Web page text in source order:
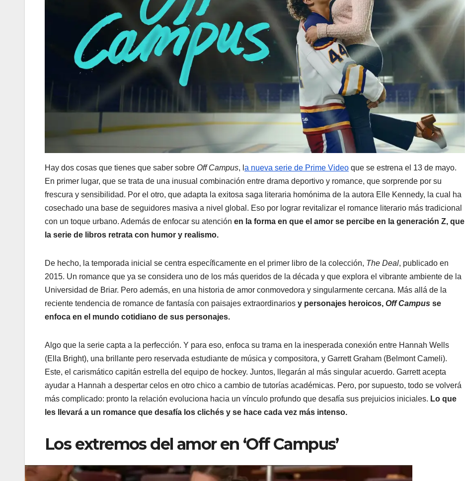
Hay dos cosas que tienes que saber sobre Off Campus, l a nueva serie de Prime Video que se estrena el 13 de mayo.
En primer lugar, que se trata de una inusual combinación entre drama deportivo y romance, que sorprende por su
frescura y sensibilidad. Por el otro, que adapta la exitosa saga literaria homónima de la autora Elle Kennedy, la cual ha
cosechado una base de seguidores masiva a nivel global. Eso por lograr revitalizar el romance literario más tradicional
con un toque urbano. Además de enfocar su atención en la forma en que el amor se percibe en la generación Z, que
la serie de libros retrata con humor y realismo.
De hecho, la temporada inicial se centra específicamente en el primer libro de la colección, The Deal, publicado en
2015. Un romance que ya se considera uno de los más queridos de la década y que explora el vibrante ambiente de la
Universidad de Briar. Pero además, en una historia de amor conmovedora y singularmente cercana. Más allá de la
reciente tendencia de romance de fantasía con paisajes extraordinarios y personajes heroicos, Off Campus se
enfoca en el mundo cotidiano de sus personajes.
Algo que la serie capta a la perfección. Y para eso, enfoca su trama en la inesperada conexión entre Hannah Wells
(Ella Bright), una brillante pero reservada estudiante de música y compositora, y Garrett Graham (Belmont Cameli).
Este, el carismático capitán estrella del equipo de hockey. Juntos, llegarán al más singular acuerdo. Garrett acepta
ayudar a Hannah a despertar celos en otro chico a cambio de tutorías académicas. Pero, por supuesto, todo se volverá
más complicado: pronto la relación evoluciona hacia un vínculo profundo que desafía sus prejuicios iniciales. Lo que
les llevará a un romance que desafía los clichés y se hace cada vez más intenso.
Los extremos del amor en ‘Off Campus’